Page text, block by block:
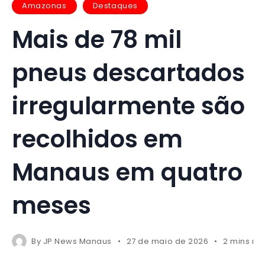
Amazonas Destaques
Mais de 78 mil
pneus descartados
irregularmente são
recolhidos em
Manaus em quatro
meses
By JP News Manaus 27 de maio de 2026 2 mins